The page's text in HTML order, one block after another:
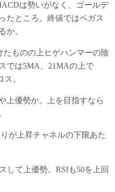
は勢いがなく、ゴールデ
たところ。終値ではベガス
か。
たものの上ヒゲハンマーの陰
では5MA、21MAの上で
。
上優勢か。上を目指すなら
が上昇チャネルの下限あた
して上優勢。RSIも50を上回